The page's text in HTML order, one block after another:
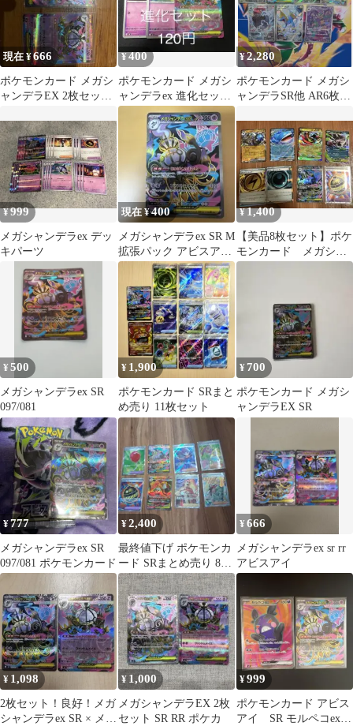
現在 ¥666
ポケモンカード メガシ
ャンデラEX 2枚セッ
¥400
ポケモンカード メガシ
ャンデラex 進化セット
【在庫3】
¥2,280
ポケモンカード メガシ
ャンデラSR他 AR6枚セ
¥999
メガシャンデラex デッ
キパーツ
現在 ¥400
メガシャンデラex SR M
拡張パック アビスアイ
キラ 097/081
¥1,400
【美品8枚セット】ポケ
モンカード メガシャ
ンデラex sr ほか
¥500
メガシャンデラex SR
097/081
¥ 1,900
ポケモンカード SRまと
め売り 11枚セット
¥ 700
ポケモンカード メガシ
ャンデラEX SR
¥777
メガシャンデラex SR
097/081 ポケモンカード
¥2,400
最終値下げ ポケモンカ
ード SRまとめ売り 8枚
セット
¥666
メガシャンデラex sr rr
アビスアイ
¥ 1,098
2枚セット！良好！メガ
シャンデラex SR × メガ
¥ 1,000
メガシャンデラEX 2枚
セット SR RR ポケカ
¥999
ポケモンカード アビス
アイ SR モルペコex